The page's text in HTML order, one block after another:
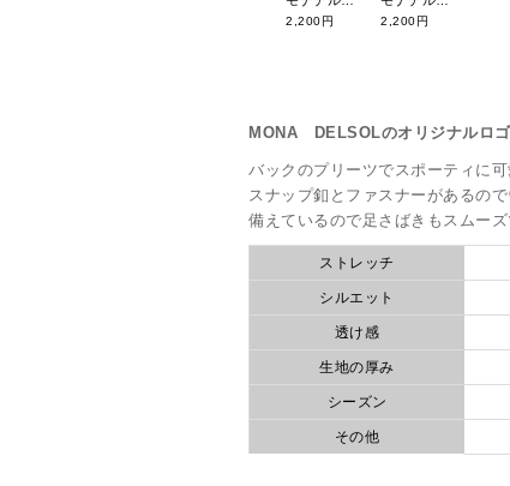
2,200円 2,200円
MONA DELSOLのオリジナルロゴ
バックのプリーツでスポーティに
スナップ釦とファスナーがあるの
備えているので足さばきもスムーズ
ストレッチ
シルエット
透け感
生地の厚み
シーズン
その他